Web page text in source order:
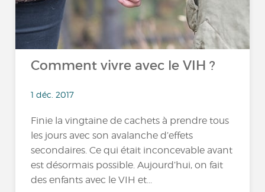
Comment vivre avec le VIH ?
1 déc. 2017
Finie la vingtaine de cachets à prendre tous
les jours avec son avalanche d’effets
secondaires. Ce qui était inconcevable avant
est désormais possible. Aujourd’hui, on fait
des enfants avec le VIH et...